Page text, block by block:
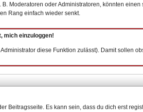
Moderatoren oder Administratoren, könnten
Rang einfach wieder senkt.
mich einzuloggen!
diese Funktion zulässt). Damit sollen
Beitragsseite. Es kann sein, dass du dich erst